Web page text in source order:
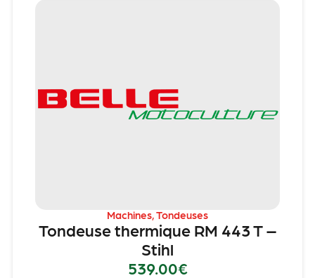
Machines Tondeuses
Tondeuse thermique RM 443 T –
Stihl
539.00€